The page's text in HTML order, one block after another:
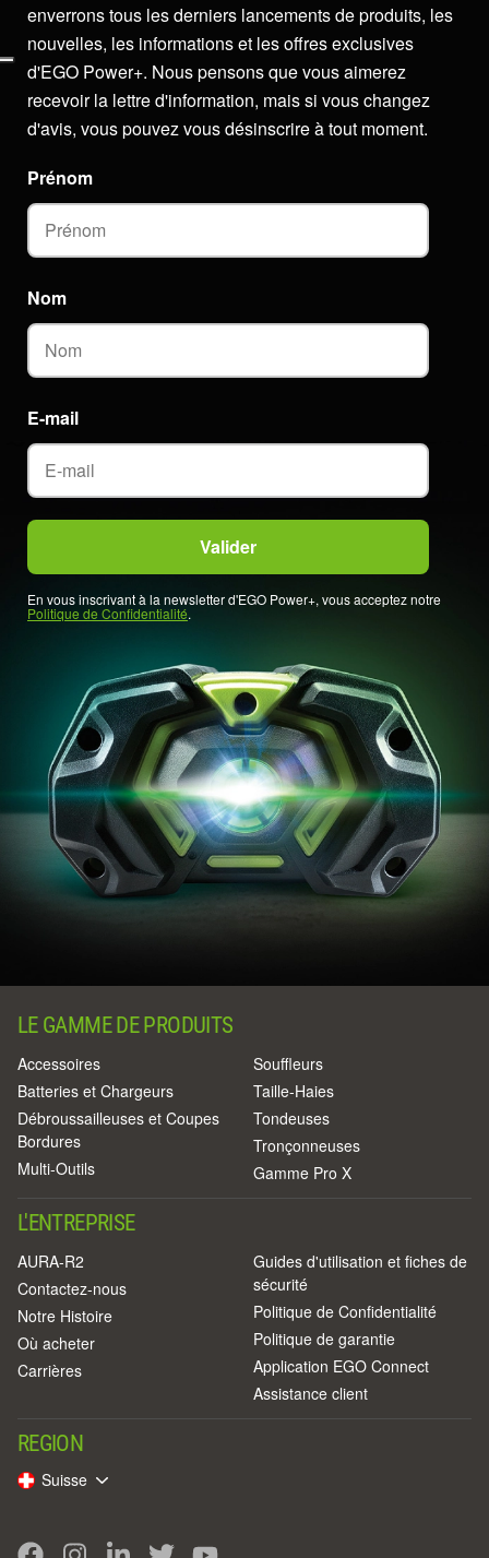
enverrons tous les derniers lancements de produits, les
nouvelles, les informations et les offres exclusives
d'EGO Power+. Nous pensons que vous aimerez
recevoir la lettre d'information, mais si vous changez
d'avis, vous pouvez vous désinscrire à tout moment.
E-mail
Prénom
Nom
En vous inscrivant à la newsletter d'EGO Power+, vous acceptez notre
Politique de Confidentialité.
LE GAMME DE PRODUITS
Accessoires
Batteries et Chargeurs
Débroussailleuses et Coupes
Bordures
Multi-Outils
Souffleurs
Taille-Haies
Tondeuses
Tronçonneuses
Gamme Pro X
L'ENTREPRISE
AURA-R2
Contactez-nous
Notre Histoire
Où acheter
Carrières
Guides d'utilisation et fiches de
sécurité
Politique de Confidentialité
Politique de garantie
Application EGO Connect
Assistance client
REGION
Suisse